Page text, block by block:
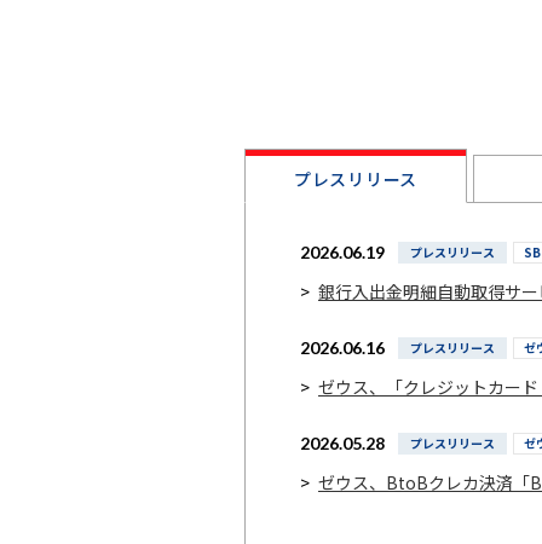
プレスリリース
2026.06.19 プレスリリース
> 銀行入出金明細自動取得サ
2026.06.16 プレスリリース ゼ
> ゼウス、「クレジットカー
2026.05.28 プレスリリース ゼ
> ゼウス、BtoBクレカ決済「